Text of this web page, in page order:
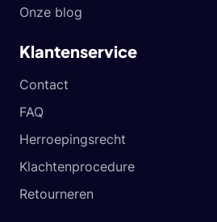
Onze blog
Klantenservice
Contact
FAQ
Herroepingsrecht
Klachtenprocedure
Retourneren